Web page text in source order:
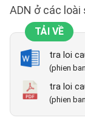
ADN ở các loài
TẢI VỀ
tra loi
(phien
tra loi
(phien